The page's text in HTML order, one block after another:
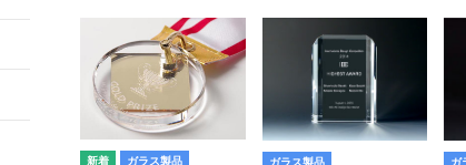
ガラス製品
ガラス製品
ガ